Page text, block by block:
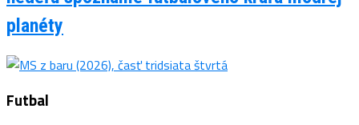
planéty
Futbal